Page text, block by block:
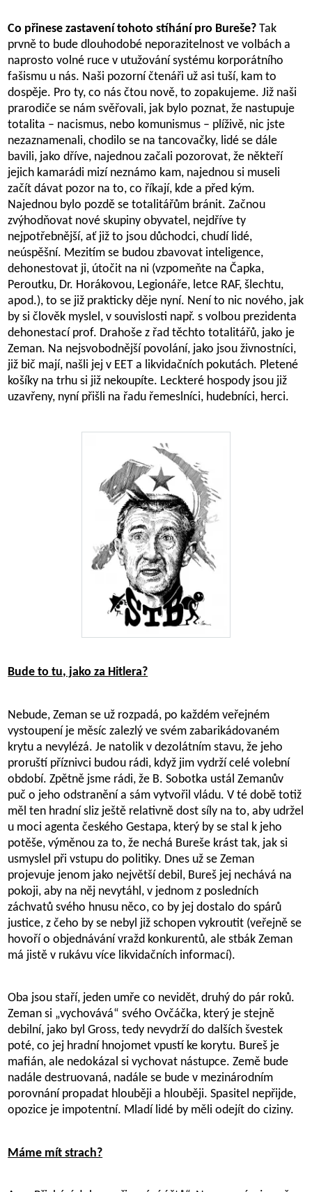
Co přinese zastavení tohoto stíhání pro Bureše? Tak
prvně to bude dlouhodobé neporazitelnost ve volbách a
naprosto volné ruce v utužování systému korporátního
fašismu u nás. Naši pozorní čtenáři už asi tuší, kam to
dospěje. Pro ty, co nás čtou nově, to zopakujeme. Již naši
prarodiče se nám svěřovali, jak bylo poznat, že nastupuje
totalita – nacismus, nebo komunismus – plíživě, nic jste
nezaznamenali, chodilo se na tancovačky, lidé se dále
bavili, jako dříve, najednou začali pozorovat, že někteří
jejich kamarádi mizí neznámo kam, najednou si museli
začít dávat pozor na to, co říkají, kde a před kým.
Najednou bylo pozdě se totalitářům bránit. Začnou
zvýhodňovat nové skupiny obyvatel, nejdříve ty
nejpotřebnější, ať již to jsou důchodci, chudí lidé,
neúspěšní. Mezitím se budou zbavovat inteligence,
dehonestovat ji, útočit na ni (vzpomeňte na Čapka,
Peroutku, Dr. Horákovou, Legionáře, letce RAF, šlechtu,
apod.), to se již prakticky děje nyní. Není to nic nového, jak
by si člověk myslel, v souvislosti např. s volbou prezidenta
dehonestací prof. Drahoše z řad těchto totalitářů, jako je
Zeman. Na nejsvobodnější povolání, jako jsou živnostníci,
již bič mají, našli jej v EET a likvidačních pokutách. Pletené
košíky na trhu si již nekoupíte. Leckteré hospody jsou již
uzavřeny, nyní přišli na řadu řemeslníci, hudebníci, herci.
Bude to tu, jako za Hitlera?
Nebude, Zeman se už rozpadá, po každém veřejném
vystoupení je měsíc zalezlý ve svém zabarikádovaném
krytu a nevylézá. Je natolik v dezolátním stavu, že jeho
proruští příznivci budou rádi, když jim vydrží celé volební
období. Zpětně jsme rádi, že B. Sobotka ustál Zemanův
puč o jeho odstranění a sám vytvořil vládu. V té době totiž
měl ten hradní sliz ještě relativně dost síly na to, aby udržel
u moci agenta českého Gestapa, který by se stal k jeho
potěše, výměnou za to, že nechá Bureše krást tak, jak si
usmyslel při vstupu do politiky. Dnes už se Zeman
projevuje jenom jako největší debil, Bureš jej nechává na
pokoji, aby na něj nevytáhl, v jednom z posledních
záchvatů svého hnusu něco, co by jej dostalo do spárů
justice, z čeho by se nebyl již schopen vykroutit (veřejně se
hovoří o objednávání vražd konkurentů, ale stbák Zeman
má jistě v rukávu více likvidačních informací).
Oba jsou staří, jeden umře co nevidět, druhý do pár roků.
Zeman si „vychovává“ svého Ovčáčka, který je stejně
debilní, jako byl Gross, tedy nevydrží do dalších švestek
poté, co jej hradní hnojomet vpustí ke korytu. Bureš je
mafián, ale nedokázal si vychovat nástupce. Země bude
nadále destruovaná, nadále se bude v mezinárodním
porovnání propadat hlouběji a hlouběji. Spasitel nepřijde,
opozice je impotentní. Mladí lidé by měli odejít do ciziny.
Máme mít strach?